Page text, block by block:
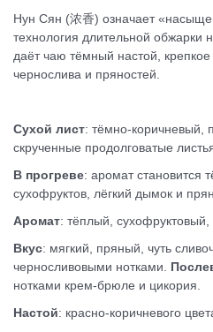
Нун Сян (浓香) означает
технология длительной обжарки
даёт чаю тёмный настой,
чернослива и пряностей.
Сухой лист: тёмно-коричневый,
скрученные продолговатые
В прогреве: аромат становится
сухофруктов, лёгкий дымок и
Аромат: тёплый,
Вкус: мягкий, пряный, чуть
черносливовыми нотками.
нотками крем-брюле и цикория.
Настой: красно-коричневого